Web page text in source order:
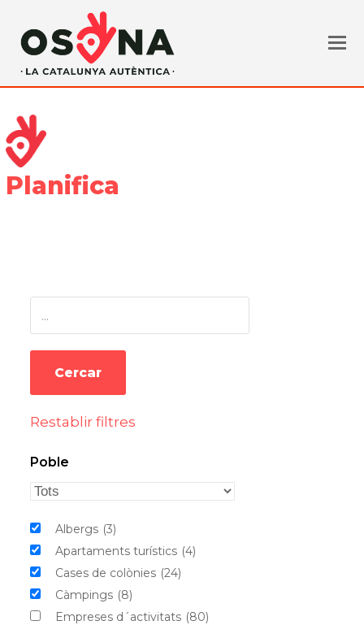
Planifica
Restablir filtres
Poble
Albergs (3)
Apartaments turístics (4)
Cases de colònies (24)
Càmpings (8)
Empreses d´activitats (80)